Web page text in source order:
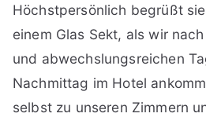
Höchstpersönlich begrüßt
einem Glas Sekt, als wir
und abwechslungsreichen
Nachmittag im Hotel
selbst zu unseren Zimmern